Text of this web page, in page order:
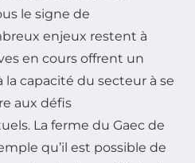
le signe de
enjeux restent à
en cours offrent un
la capacité du secteur à se
aux défis
La ferme du Gaec de
qu’il est possible de